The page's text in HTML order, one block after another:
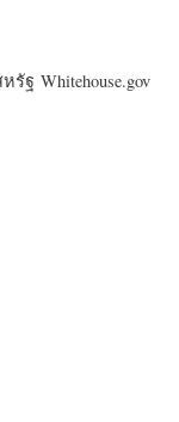
ฐ Whitehouse.gov